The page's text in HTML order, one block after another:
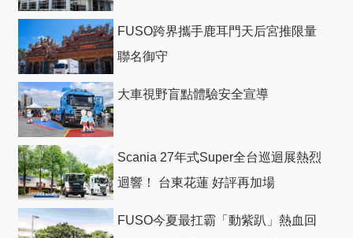
FUSO跨界攜手鹿耳門天后宮推限量
聯名御守
大車視野盲點體驗安全宣導
Scania 27年式Super全台巡迴展熱烈
迴響！ 台東花蓮 好評再加場
FUSO今夏最扛霸「動紫趴」熱血回